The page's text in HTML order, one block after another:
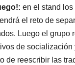
en el stand
el reto de
Luego el
de
de reescribir las